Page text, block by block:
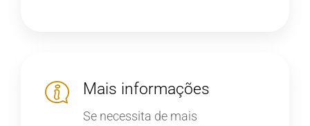
Mais informações
Se necessita de mais